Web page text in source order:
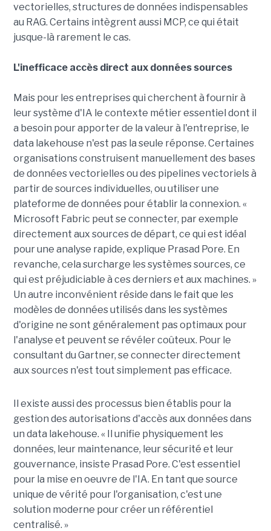
vectorielles, structures de données indispensables
au RAG. Certains intègrent aussi MCP, ce qui était
jusque-là rarement le cas.
L'inefficace accès direct aux données sources
Mais pour les entreprises qui cherchent à fournir à
leur système d'IA le contexte métier essentiel dont il
a besoin pour apporter de la valeur à l'entreprise, le
data lakehouse n'est pas la seule réponse. Certaines
organisations construisent manuellement des bases
de données vectorielles ou des pipelines vectoriels à
partir de sources individuelles, ou utiliser une
plateforme de données pour établir la connexion. «
Microsoft Fabric peut se connecter, par exemple
directement aux sources de départ, ce qui est idéal
pour une analyse rapide, explique Prasad Pore. En
revanche, cela surcharge les systèmes sources, ce
qui est préjudiciable à ces derniers et aux machines. »
Un autre inconvénient réside dans le fait que les
modèles de données utilisés dans les systèmes
d'origine ne sont généralement pas optimaux pour
l'analyse et peuvent se révéler coûteux. Pour le
consultant du Gartner, se connecter directement
aux sources n'est tout simplement pas efficace.
Il existe aussi des processus bien établis pour la
gestion des autorisations d'accès aux données dans
un data lakehouse. « Il unifie physiquement les
données, leur maintenance, leur sécurité et leur
gouvernance, insiste Prasad Pore. C'est essentiel
pour la mise en oeuvre de l'IA. En tant que source
unique de vérité pour l'organisation, c'est une
solution moderne pour créer un référentiel
centralisé. »